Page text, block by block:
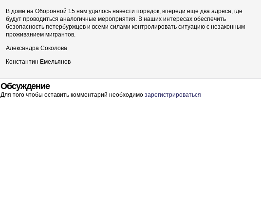
В доме на Оборонной 15 нам удалось навести порядок, впереди еще два адреса, где
будут проводиться аналогичные мероприятия. В наших интересах обеспечить
безопасность петербуржцев и всеми силами контролировать ситуацию с незаконным
проживанием мигрантов.
Александра Соколова
Константин Емельянов
Обсуждение
Для того чтобы оставить комментарий необходимо зарегистрироваться